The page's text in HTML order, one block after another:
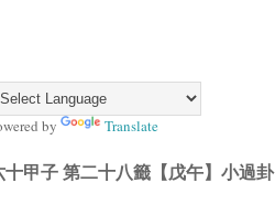
by Translate
十甲子 第二十八籤【戊午】小過卦